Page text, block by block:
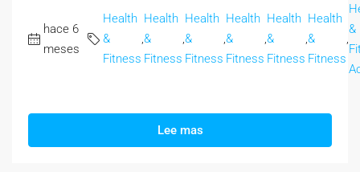
hace 6
meses
Health
&
Fitness
,
Health
&
Fitness
,
Health
&
Fitness
,
Health
&
Fitness
,
Health
&
Fitness
,
Health
&
Fitness
,
&
Lee mas